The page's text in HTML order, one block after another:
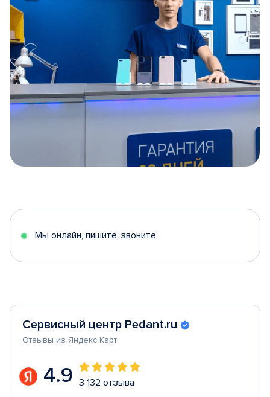
5
Мы онлайн, пишите, звоните
Сервисный центр Pedant.ru
Отзывы из Яндекс Карт
4.9 3 132 отзыва